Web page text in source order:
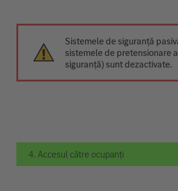
Sistemele de siguranță
sistemele de pretensionare
siguranță) sunt dezactivate.
4. Accesul către ocupanți